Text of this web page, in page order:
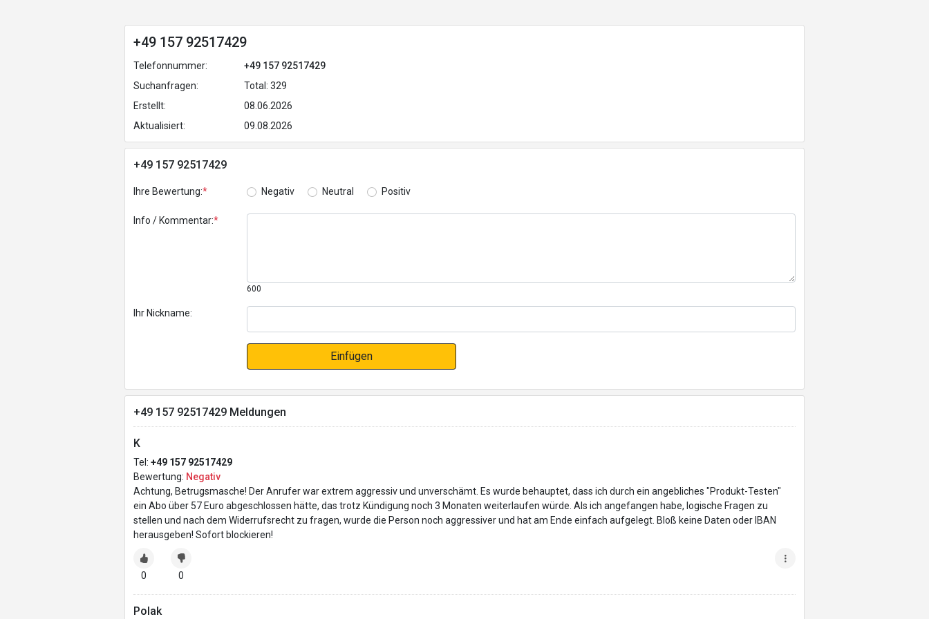
+49 157 92517429
Telefonnummer:
+49 157 92517429
Suchanfragen:
Total: 329
Erstellt:
08.06.2026
Aktualisiert:
09.08.2026
+49 157 92517429
Ihre Bewertung:* Negativ Neutral Positiv
Info / Kommentar:*
600
Ihr Nickname:
Einfügen
+49 157 92517429 Meldungen
K
Tel: +49 157 92517429
Bewertung: Negativ
Achtung, Betrugsmasche! Der Anrufer war extrem aggressiv und unverschämt. Es wurde behauptet, dass ich durch ein angebliches "Produkt-Testen"
ein Abo über 57 Euro abgeschlossen hätte, das trotz Kündigung noch 3 Monaten weiterlaufen würde. Als ich angefangen habe, logische Fragen zu
stellen und nach dem Widerrufsrecht zu fragen, wurde die Person noch aggressiver und hat am Ende einfach aufgelegt. Bloß keine Daten oder IBAN
herausgeben! Sofort blockieren!
0 0
Polak